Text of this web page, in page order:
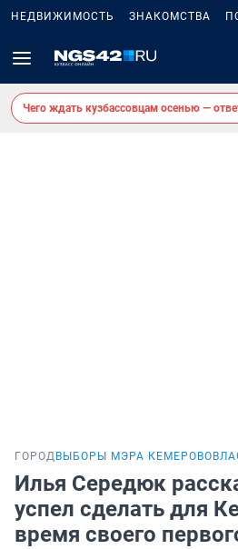
НЕДВИЖИМОСТЬ ЗНАКОМСТВА
Чего ждать кузбассовцам осенью —
ГОРОД ВЫБОРЫ МЭРА КЕМЕРОВО
Илья Середюк
успел сделать для
время своего